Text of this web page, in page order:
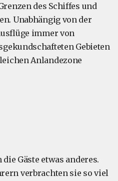
des Schiffes und
Unabhängig von der
immer von
Gebieten
Anlandezone
Gäste etwas anderes.
verbrachten sie so viel